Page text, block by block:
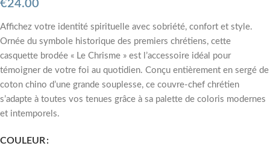
€24.00
Affichez votre identité spirituelle avec sobriété, confort et style.
Ornée du symbole historique des premiers chrétiens, cette
casquette brodée « Le Chrisme » est l’accessoire idéal pour
témoigner de votre foi au quotidien. Conçu entièrement en sergé de
coton chino d’une grande souplesse, ce couvre-chef chrétien
s’adapte à toutes vos tenues grâce à sa palette de coloris modernes
et intemporels.
COULEUR